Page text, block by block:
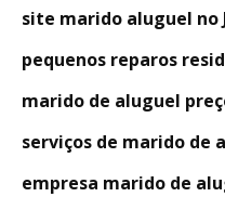
site marido aluguel
pequenos reparos
marido de aluguel
serviços de marido de
empresa marido de